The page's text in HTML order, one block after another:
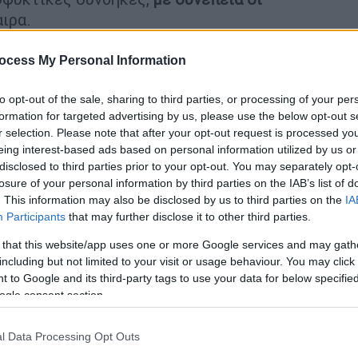
My Personal Information
opt-out of the sale, sharing to third parties, or processing of your
for targeted advertising by us, please use the below opt-out
selection. Please note that after your opt-out request is processed
interest-based ads based on personal information utilized by us
to third parties prior to your opt-out. You may separately
of your personal information by third parties on the IAB’s list of
This information may also be disclosed by us to third parties on the
Participants that may further disclose it to other third parties.
that this website/app uses one or more Google services and may
but not limited to your visit or usage behaviour. You may
to Google and its third-party tags to use your data for below
consent section.
Data Processing Opt Outs
την ΕΙΝΑΠαποχωρούν όλο και
εικόνα στα νοσοκομεία χειροτερεύει.
προσωπικόήταν από την αρχή
όπως υποστήριζαν δημιουργούνται
που υπήρχαν ήδη.
βατραχοπέδιλο και καταδυτικό
μην έχει ποτέ πυρηνικά και θέλει
δώρο»